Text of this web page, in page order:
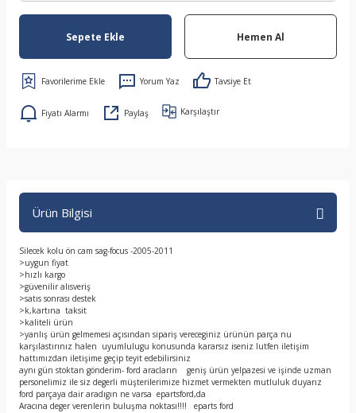
Sepete Ekle Hemen Al
Yorum Yaz Tavsiye Et
Fiyatı Alarmı Paylaş Karşılaştır
Ürün Bilgisi
Silecek kolu ön cam sag-focus -2005-2011
>uygun fiyat
>hızlı kargo
>güvenilir alısveriş
>satıs sonrası destek
>k,kartına taksit
>kaliteli ürün
>yanlış ürün gelmemesi açısından sipariş vereceginiz ürünün parça nu
karşılastırınız halen uyumlulugu konusunda kararsız iseniz lutfen iletişim
hattımızdan iletişime geçip teyit edebilirsiniz
aynı gün stoktan gönderim- ford aracların geniş ürün yelpazesi ve işinde uzman
personelimiz ile siz degerli müşterilerimize hizmet vermekten mutluluk duyarız
ford parçaya dair aradıgın ne varsa epartsford,da
Aracına deger verenlerin buluşma noktası!!!! eparts ford